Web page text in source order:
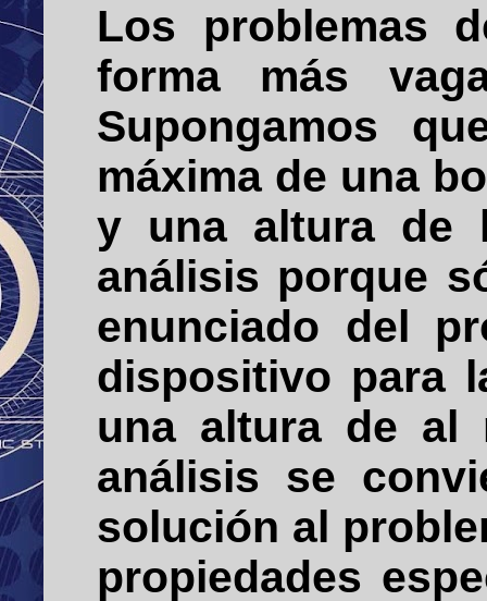
Los problemas
forma más
Supongamos
máxima de una
y una altura de
análisis porque
enunciado del
dispositivo para
una altura de al
análisis se
solución al
propiedades